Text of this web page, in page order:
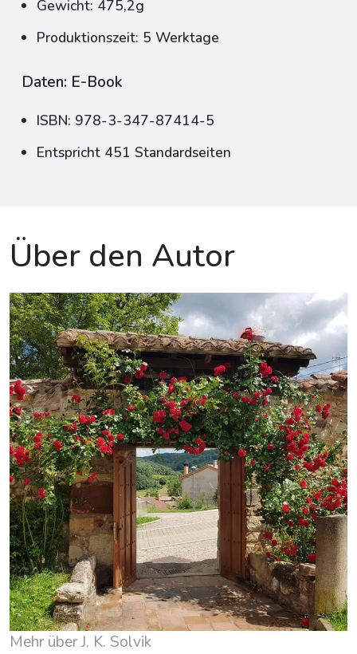
Gewicht: 475,2g
Produktionszeit: 5 Werktage
Daten: E-Book
ISBN: 978-3-347-87414-5
Entspricht 451 Standardseiten
Über den Autor
Mehr über J. K. Solvik